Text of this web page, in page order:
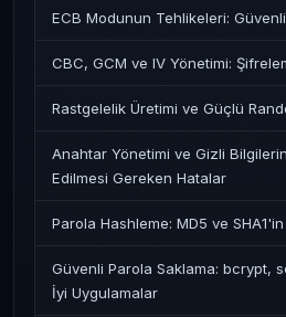
ECB Modunun Tehlikeleri:
CBC, GCM ve IV Yönetimi:
Rastgelelik Üretimi ve Güçlü
Anahtar Yönetimi ve Gizli
Edilmesi Gereken Hatalar
Parola Hashleme: MD5 ve
Güvenli Parola Saklama: bcrypt,
İyi Uygulamalar